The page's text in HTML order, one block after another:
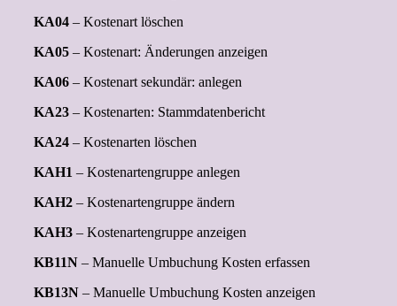
KA04 – Kostenart löschen
KA05 – Kostenart: Änderungen anzeigen
KA06 – Kostenart sekundär: anlegen
KA23 – Kostenarten: Stammdatenbericht
KA24 – Kostenarten löschen
KAH1 – Kostenartengruppe anlegen
KAH2 – Kostenartengruppe ändern
KAH3 – Kostenartengruppe anzeigen
KB11N – Manuelle Umbuchung Kosten erfassen
KB13N – Manuelle Umbuchung Kosten anzeigen